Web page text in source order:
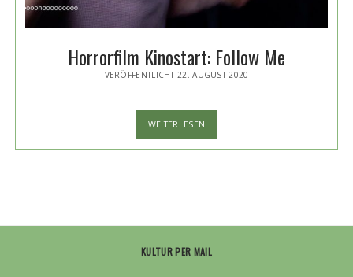
Horrorfilm Kinostart: Follow Me
VERÖFFENTLICHT 22. AUGUST 2020
WEITERLESEN
KINOSTART:
KULTUR PER MAIL